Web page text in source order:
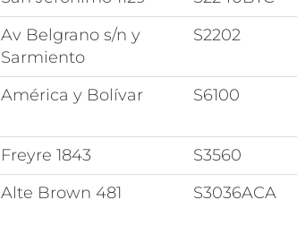
Av Belgrano s/n y
Sarmiento
S2202
América y Bolívar S6100
Freyre 1843 S3560
Alte Brown 481 S3036ACA